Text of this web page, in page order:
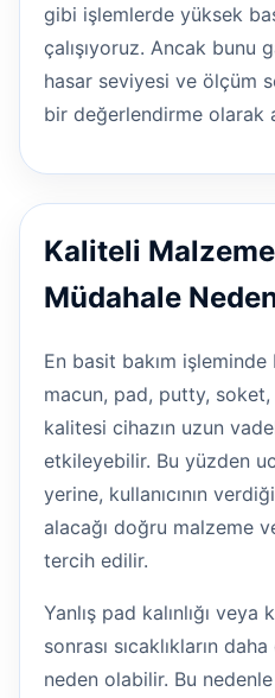
gibi işlemlerde yüksek
çalışıyoruz. Ancak bunu
hasar seviyesi ve ölçüm
bir değerlendirme olarak
Kaliteli
Müdahale
En basit bakım
macun, pad, putty,
kalitesi cihazın uzun
etkileyebilir. Bu yüzden
yerine, kullanıcının verdiği
alacağı doğru malzeme
tercih edilir.
Yanlış pad kalınlığı
sonrası sıcaklıkların
neden olabilir. Bu